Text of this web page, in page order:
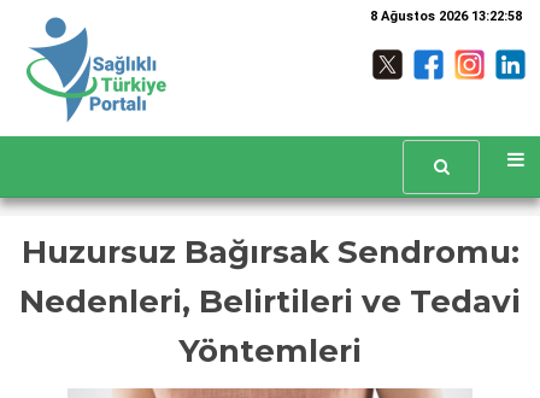
8 Ağustos 2026 13:22:58
Huzursuz Bağırsak Sendromu:
Nedenleri, Belirtileri ve Tedavi
Yöntemleri